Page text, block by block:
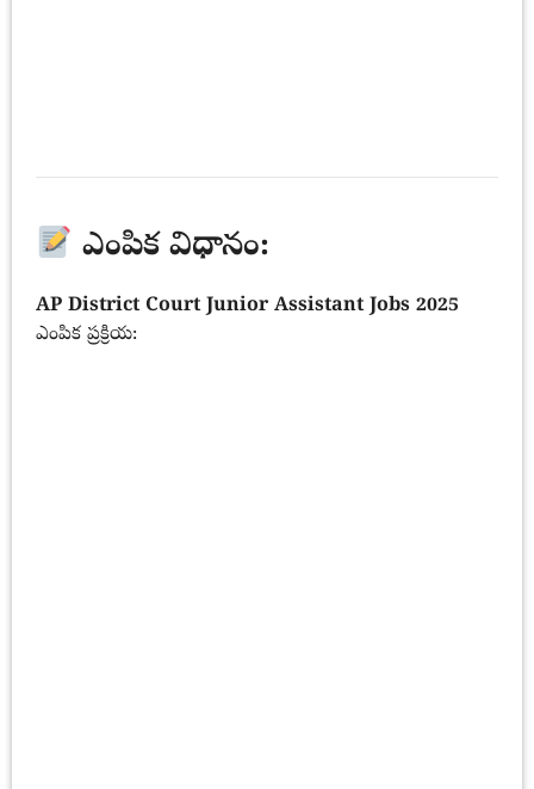
ఎంపిక విధానం:
AP District Court Junior Assistant Jobs 2025
ఎంపిక ప్రక్రియ: